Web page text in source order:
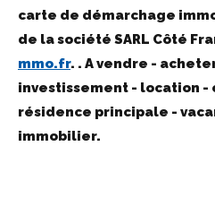
carte de démarchage
de la société SARL Côté
mmo.fr. . A vendre -
investissement - location -
résidence principale -
immobilier.